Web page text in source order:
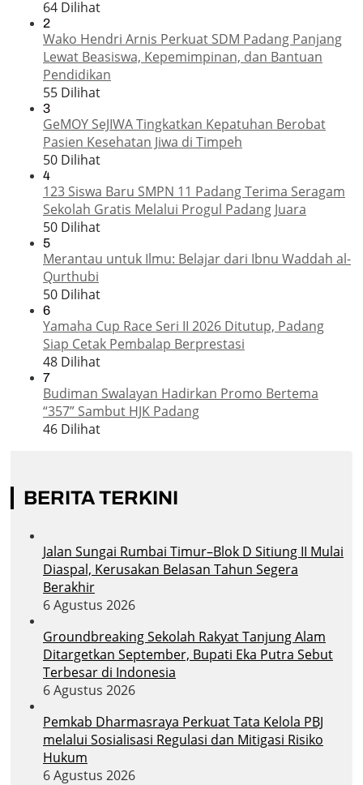
64 Dilihat
2
Wako Hendri Arnis Perkuat SDM Padang Panjang
Lewat Beasiswa, Kepemimpinan, dan Bantuan
Pendidikan
55 Dilihat
3
GeMOY SeJIWA Tingkatkan Kepatuhan Berobat
Pasien Kesehatan Jiwa di Timpeh
50 Dilihat
4
123 Siswa Baru SMPN 11 Padang Terima Seragam
Sekolah Gratis Melalui Progul Padang Juara
50 Dilihat
5
Merantau untuk Ilmu: Belajar dari Ibnu Waddah al-
Qurthubi
50 Dilihat
6
Yamaha Cup Race Seri II 2026 Ditutup, Padang
Siap Cetak Pembalap Berprestasi
48 Dilihat
7
Budiman Swalayan Hadirkan Promo Bertema
“357” Sambut HJK Padang
46 Dilihat
BERITA TERKINI
Jalan Sungai Rumbai Timur–Blok D Sitiung II Mulai
Diaspal, Kerusakan Belasan Tahun Segera
Berakhir
6 Agustus 2026
Groundbreaking Sekolah Rakyat Tanjung Alam
Ditargetkan September, Bupati Eka Putra Sebut
Terbesar di Indonesia
6 Agustus 2026
Pemkab Dharmasraya Perkuat Tata Kelola PBJ
melalui Sosialisasi Regulasi dan Mitigasi Risiko
Hukum
6 Agustus 2026